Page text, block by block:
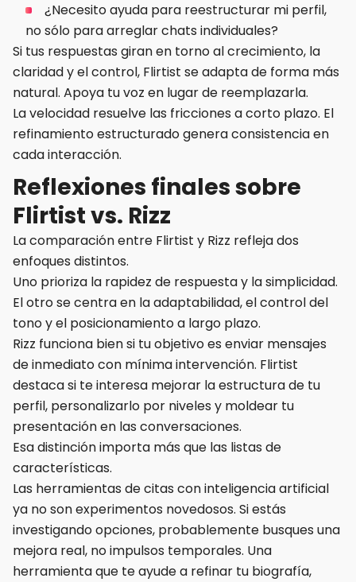
¿Necesito ayuda para reestructurar mi perfil,
no sólo para arreglar chats individuales?
Si tus respuestas giran en torno al crecimiento, la
claridad y el control, Flirtist se adapta de forma más
natural. Apoya tu voz en lugar de reemplazarla.
La velocidad resuelve las fricciones a corto plazo. El
refinamiento estructurado genera consistencia en
cada interacción.
Reflexiones finales sobre
Flirtist vs. Rizz
La comparación entre Flirtist y Rizz refleja dos
enfoques distintos.
Uno prioriza la rapidez de respuesta y la simplicidad.
El otro se centra en la adaptabilidad, el control del
tono y el posicionamiento a largo plazo.
Rizz funciona bien si tu objetivo es enviar mensajes
de inmediato con mínima intervención. Flirtist
destaca si te interesa mejorar la estructura de tu
perfil, personalizarlo por niveles y moldear tu
presentación en las conversaciones.
Esa distinción importa más que las listas de
características.
Las herramientas de citas con inteligencia artificial
ya no son experimentos novedosos. Si estás
investigando opciones, probablemente busques una
mejora real, no impulsos temporales. Una
herramienta que te ayude a refinar tu biografía,